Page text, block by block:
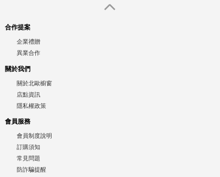
合作提案
企業禮贈
異業合作
關於我們
關於北歐櫥窗
店點資訊
隱私權政策
會員服務
會員制度說明
訂購須知
常見問題
防詐騙提醒